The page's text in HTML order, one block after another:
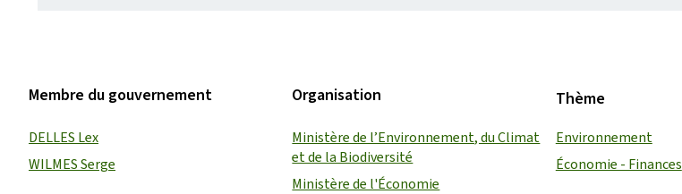
Membre du gouvernement
DELLES Lex
WILMES Serge
Organisation
Ministère de l’Environnement, du Climat
et de la Biodiversité
Ministère de l'Économie
Thème
Environnement
Économie - Finances